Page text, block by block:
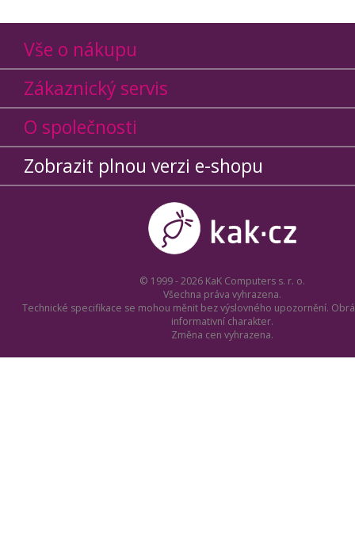
Vše o nákupu
Zákaznický servis
O společnosti
Zobrazit plnou verzi e-shopu
© 1999 - 2026 KaK Computers s. r. o.
Všechna práva vyhrazena.
Technické specifikace se mohou měnit bez výslovného upozornění.
informativní charakter.
Změna cen vyhrazena.